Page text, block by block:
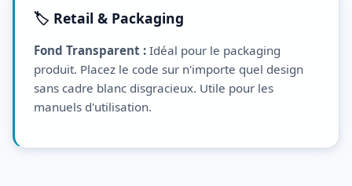
🏷️ Retail & Packaging
Fond Transparent : Idéal pour le packaging
produit. Placez le code sur n'importe quel design
sans cadre blanc disgracieux. Utile pour les
manuels d'utilisation.